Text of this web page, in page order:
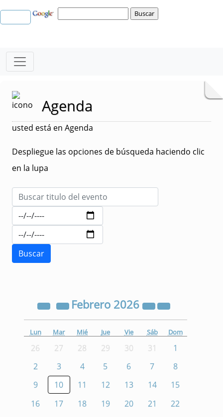
Agenda
usted está en Agenda
Despliegue las opciones de búsqueda haciendo clic
en la lupa
Febrero 2026
Lun Mar Mié Jue Vie Sáb Dom
26 27 28 29 30 31
1
2
3 4 5 6 7
8
9
10 11 12 13 14
15
16
17 18 19 20 21
22